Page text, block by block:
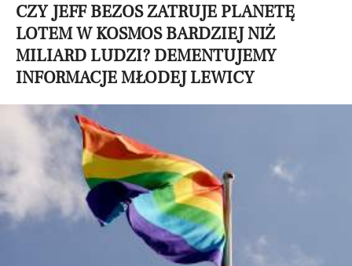
CZY JEFF BEZOS ZATRUJE PLANETĘ
LOTEM W KOSMOS BARDZIEJ NIŻ
MILIARD LUDZI? DEMENTUJEMY
INFORMACJE MŁODEJ LEWICY